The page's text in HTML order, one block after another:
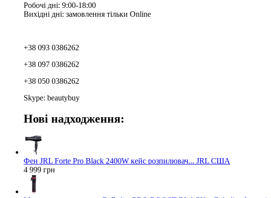
Робочі дні: 9:00-18:00
Вихідні дні: замовлення тільки Online
+38 093 0386262
+38 097 0386262
+38 050 0386262
Skype: beautybuy
Нові надходження:
Фен JRL Forte Pro Black 2400W кейс розпилювач... JRL США
4 999 грн